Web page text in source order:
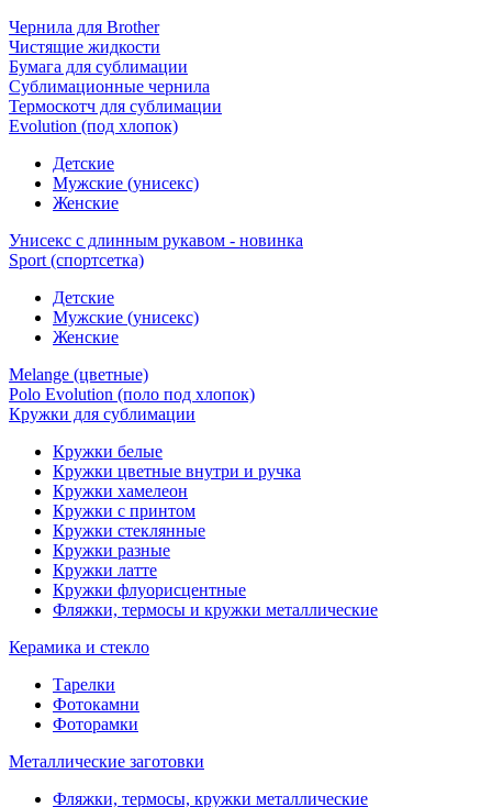
Чернила для Brother
Чистящие жидкости
Бумага для сублимации
Сублимационные чернила
Термоскотч для сублимации
Evolution (под хлопок)
Детские
Мужские (унисекс)
Женские
Унисекс с длинным рукавом - новинка
Sport (спортсетка)
Детские
Мужские (унисекс)
Женские
Melange (цветные)
Polo Evolution (поло под хлопок)
Кружки для сублимации
Кружки белые
Кружки цветные внутри и ручка
Кружки хамелеон
Кружки c принтом
Кружки стеклянные
Кружки разные
Кружки латте
Кружки флуорисцентные
Фляжки, термосы и кружки металлические
Керамика и стекло
Тарелки
Фотокамни
Фоторамки
Металлические заготовки
Фляжки, термосы, кружки металлические